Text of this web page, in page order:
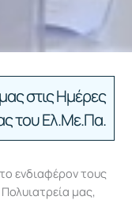
στις Ημέρες
του Ελ.Με.Πα.
ενδιαφέρον τους
μας,